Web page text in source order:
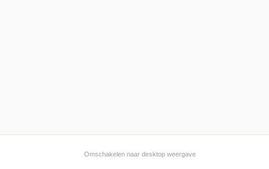
Omschakelen naar desktop weergave